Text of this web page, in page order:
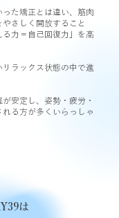
た矯正とは違い、筋肉
さしく開放すること
力＝自己回復力」を高
ラックス状態の中で進
安定し、姿勢・疲労・
る方が多くいらっしゃ
は